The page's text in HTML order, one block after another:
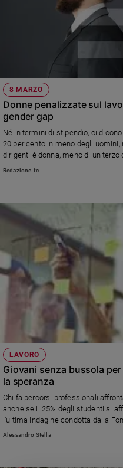
8 MARZO
Donne penalizzate sul
gender gap
Né in termini di stipendio, ci
20 per cento in meno degli
dirigenti è donna, meno di un
con la pensione. Eppure, sono più
Redazione.fc
LAVORO
Giovani senza bussola
la speranza
Chi fa percorsi professionali
anche se il 25% degli studenti si
l’ultima indagine condotta dalla
Alessandro Stella